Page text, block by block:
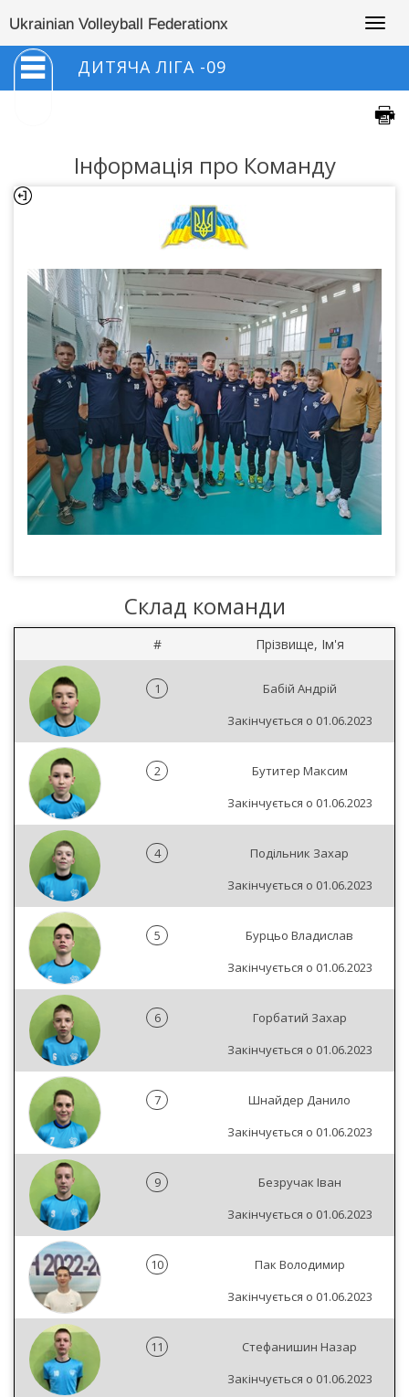
Ukrainian Volleyball Federationx
ДИТЯЧА ЛІГА -09
Інформація про Команду
Склад команди
# Прізвище, Ім'я
1
Бабій Андрій
Закінчується о 01.06.2023
2
Бутитер Максим
Закінчується о 01.06.2023
4
Подільник Захар
Закінчується о 01.06.2023
5
Бурцьо Владислав
Закінчується о 01.06.2023
6
Горбатий Захар
Закінчується о 01.06.2023
7
Шнайдер Данило
Закінчується о 01.06.2023
9
Безручак Іван
Закінчується о 01.06.2023
10
Пак Володимир
Закінчується о 01.06.2023
11
Стефанишин Назар
Закінчується о 01.06.2023